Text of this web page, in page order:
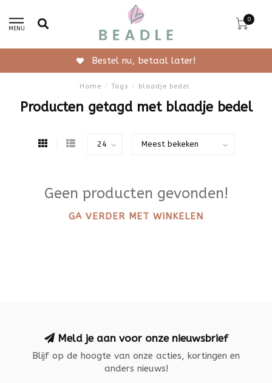
MENU
0
Bestel nu, betaal later!
Home / Tags / blaadje bedel
Producten getagd met blaadje bedel
Geen producten gevonden!
GA VERDER MET WINKELEN
Meld je aan voor onze nieuwsbrief
Blijf op de hoogte van onze acties, kortingen en
anders nieuws!